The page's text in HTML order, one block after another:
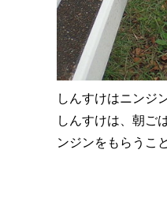
しんすけはニンジ
しんすけは、朝ご
ンジンをもらうこ